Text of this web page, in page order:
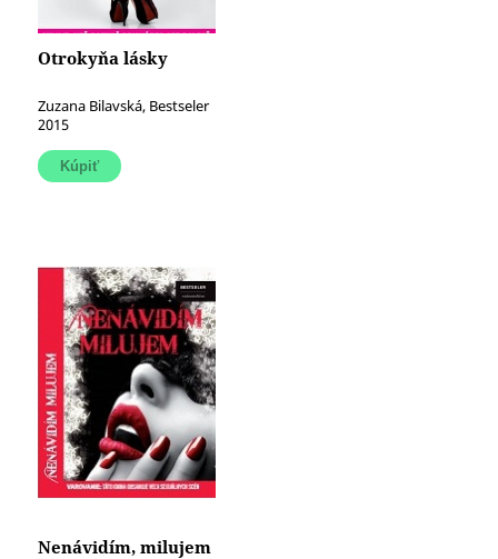
Otrokyňa lásky
Zuzana Bilavská, Bestseler
2015
Nenávidím, milujem